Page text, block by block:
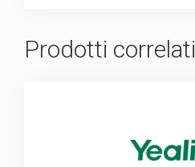
Prodotti correlati